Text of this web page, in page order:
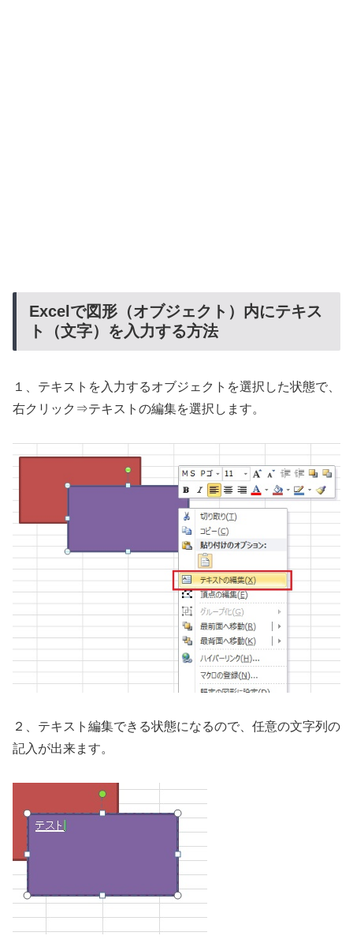
Excelで図形（オブジェクト）内にテキス
ト（文字）を入力する方法
１、テキストを入力するオブジェクトを選択した状態で、
右クリック⇒テキストの編集を選択します。
２、テキスト編集できる状態になるので、任意の文字列の
記入が出来ます。